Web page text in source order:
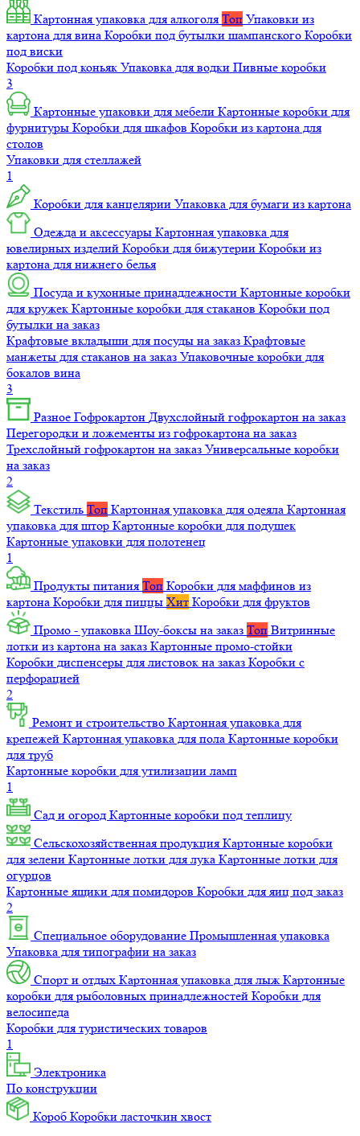
Картонная упаковка для алкоголя Топ Упаковки из
картона для вина Коробки под бутылки шампанского Коробки
под виски
Коробки под коньяк Упаковка для водки Пивные коробки
3
Картонные упаковки для мебели Картонные коробки для
фурнитуры Коробки для шкафов Коробки из картона для
столов
Упаковки для стеллажей
1
Коробки для канцелярии Упаковка для бумаги из картона
Одежда и аксессуары Картонная упаковка для
ювелирных изделий Коробки для бижутерии Коробки из
картона для нижнего белья
Посуда и кухонные принадлежности Картонные коробки
для кружек Картонные коробки для стаканов Коробки под
бутылки на заказ
Крафтовые вкладыши для посуды на заказ Крафтовые
манжеты для стаканов на заказ Упаковочные коробки для
бокалов вина
3
Разное Гофрокартон Двухслойный гофрокартон на заказ
Перегородки и ложементы из гофрокартона на заказ
Трехслойный гофрокартон на заказ Универсальные коробки
на заказ
2
Текстиль Топ Картонная упаковка для одеяла Картонная
упаковка для штор Картонные коробки для подушек
Картонные упаковки для полотенец
1
Продукты питания Топ Коробки для маффинов из
картона Коробки для пиццы Хит Коробки для фруктов
Промо - упаковка Шоу-боксы на заказ Топ Витринные
лотки из картона на заказ Картонные промо-стойки
Коробки диспенсеры для листовок на заказ Коробки с
перфорацией
2
Ремонт и строительство Картонная упаковка для
крепежей Картонная упаковка для пола Картонные коробки
для труб
Картонные коробки для утилизации ламп
1
Сад и огород Картонные коробки под теплицу
Сельскохозяйственная продукция Картонные коробки
для зелени Картонные лотки для лука Картонные лотки для
огурцов
Картонные ящики для помидоров Коробки для яиц под заказ
2
Специальное оборудование Промышленная упаковка
Упаковка для типографии на заказ
Спорт и отдых Картонная упаковка для лыж Картонные
коробки для рыболовных принадлежностей Коробки для
велосипеда
Коробки для туристических товаров
1
Электроника
По конструкции
Короб Коробки ласточкин хвост